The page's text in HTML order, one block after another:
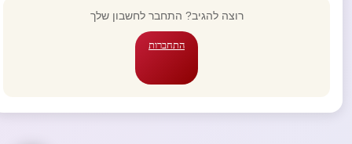
רוצה להגיב? התחבר לחשבון שלך
התחברות